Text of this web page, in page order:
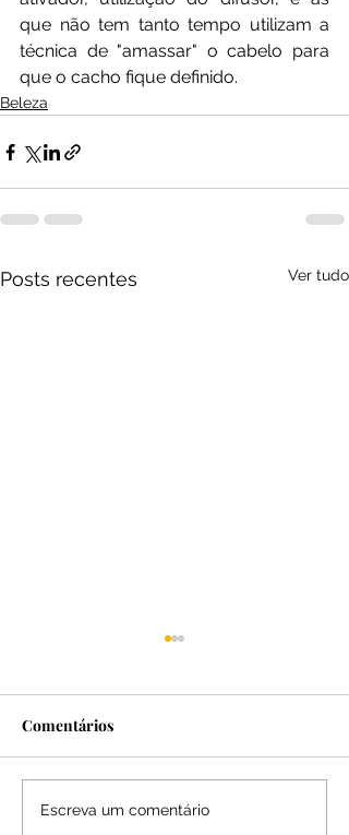
que não tem tanto tempo utilizam a
técnica de "amassar" o cabelo para
que o cacho fique definido.
Beleza
Posts recentes Ver tudo
Elisa Pires – Dedicação,
Comentários
Escreva um comentário